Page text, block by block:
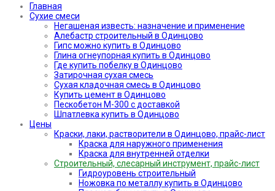
Главная
Сухие смеси
Негашеная известь: назначение и применение
Алебастр строительный в Одинцово
Гипс можно купить в Одинцово
Глина огнеупорная купить в Одинцово
Где купить побелку в Одинцово
Затирочная сухая смесь
Сухая кладочная смесь в Одинцово
Купить цемент в Одинцово
Пескобетон М-300 с доставкой
Шпатлевка купить в Одинцово
Цены
Краски, лаки, растворители в Одинцово, прайс-лист
Краска для наружного применения
Краска для внутренней отделки
Строительный, слесарный инструмент, прайс-лист
Гидроуровень строительный
Ножовка по металлу купить в Одинцово